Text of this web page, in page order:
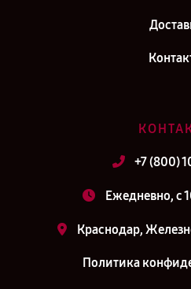
+7 (800)
Ежедневно, с
Краснодар,
Политика